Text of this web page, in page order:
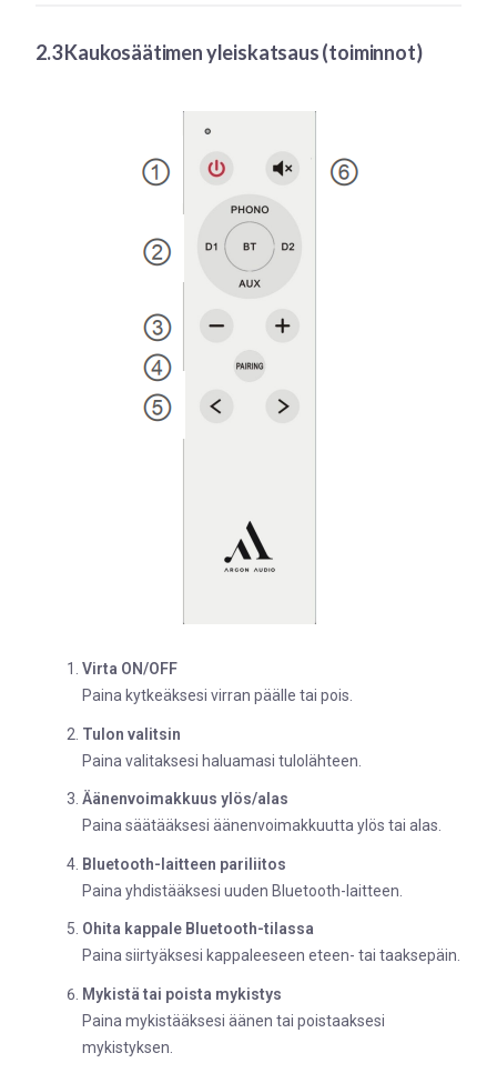
2.3 Kaukosäätimen yleiskatsaus (toiminnot)
Virta ON/OFF
Paina kytkeäksesi virran päälle tai pois.
Tulon valitsin
Paina valitaksesi haluamasi tulolähteen.
Äänenvoimakkuus ylös/alas
Paina säätääksesi äänenvoimakkuutta ylös tai alas.
Bluetooth-laitteen pariliitos
Paina yhdistääksesi uuden Bluetooth-laitteen.
Ohita kappale Bluetooth-tilassa
Paina siirtyäksesi kappaleeseen eteen- tai taaksepäin.
Mykistä tai poista mykistys
Paina mykistääksesi äänen tai poistaaksesi
mykistyksen.